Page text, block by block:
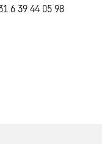
6 39 44 05 98